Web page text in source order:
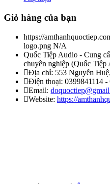
Giỏ hàng của bạn
https://
logo.png N/A
Quốc Tiệp Audio - Cung
chuyên nghiệp (Quốc Tiệp
Địa chỉ: 553 Nguyễn
Điện thoại: 0399841114
Email:
Website: https://